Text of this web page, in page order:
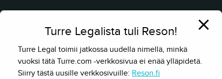
Turre Legalista tuli Reson!
Turre Legal toimii jatkossa uudella nimellä, minkä
vuoksi tätä Turre.com -verkkosivua ei enää ylläpidetä.
Siirry tästä uusille verkkosivuille: Reson.fi